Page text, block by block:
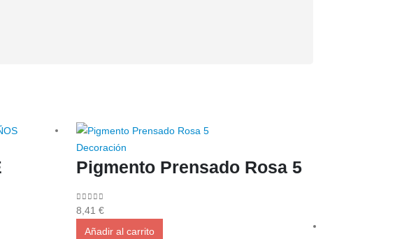
Decoración
Pigmento Prensado Rosa 5
0out of 5
8,41 €
Añadir al carrito